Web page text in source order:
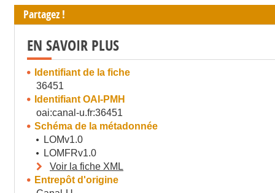
Partagez !
EN SAVOIR PLUS
Identifiant de la fiche
36451
Identifiant OAI-PMH
oai:canal-u.fr:36451
Schéma de la métadonnée
LOMv1.0
LOMFRv1.0
Voir la fiche XML
Entrepôt d'origine